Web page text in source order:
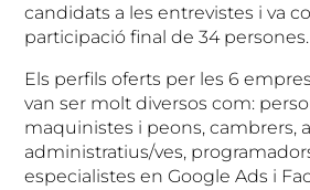
candidats a les entrevistes i va
participació final de 34 persones.
Els perfils oferts per les 6
van ser molt diversos com:
maquinistes i peons, cambrers,
administratius/ves,
especialistes en Google Ads i